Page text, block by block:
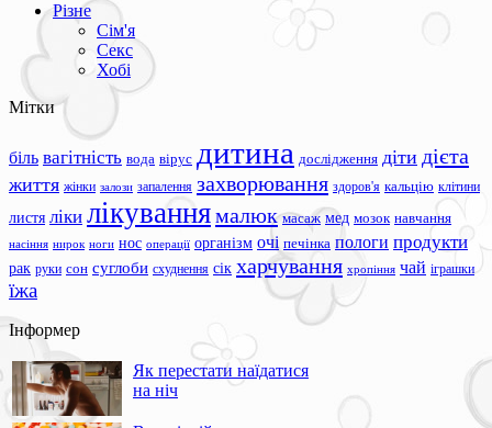
Різне
Сім'я
Секс
Хобі
Мітки
біль вагітність вода вірус дитина дослідження діти дієта
життя жінки залози запалення захворювання здоров'я кальцію клітини
листя ліки лікуваннямалюк масаж мед мозок навчання
насіння нирок ноги нос операції організм очі печінка пологи продукти
рак руки сон суглоби схуднення сік харчування хропіння чай іграшки
їжа
Інформер
Як перестати наїдатися
на ніч